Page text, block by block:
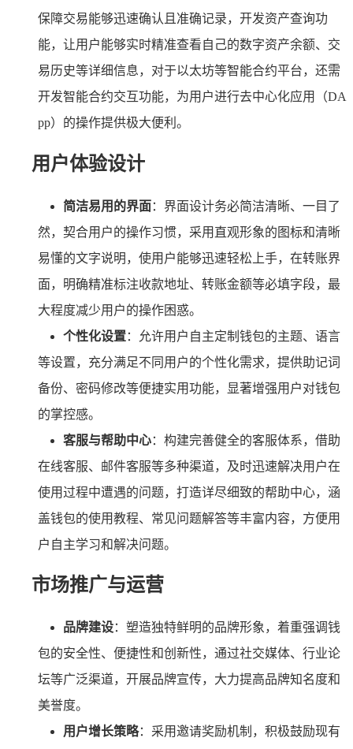
保障交易能够迅速确认且准确记录，开发资产查询功
能，让用户能够实时精准查看自己的数字资产余额、交
易历史等详细信息，对于以太坊等智能合约平台，还需
开发智能合约交互功能，为用户进行去中心化应用（DA
pp）的操作提供极大便利。
用户体验设计
简洁易用的界面：界面设计务必简洁清晰、一目了
然，契合用户的操作习惯，采用直观形象的图标和清晰
易懂的文字说明，使用户能够迅速轻松上手，在转账界
面，明确精准标注收款地址、转账金额等必填字段，最
大程度减少用户的操作困惑。
个性化设置：允许用户自主定制钱包的主题、语言
等设置，充分满足不同用户的个性化需求，提供助记词
备份、密码修改等便捷实用功能，显著增强用户对钱包
的掌控感。
客服与帮助中心：构建完善健全的客服体系，借助
在线客服、邮件客服等多种渠道，及时迅速解决用户在
使用过程中遭遇的问题，打造详尽细致的帮助中心，涵
盖钱包的使用教程、常见问题解答等丰富内容，方便用
户自主学习和解决问题。
市场推广与运营
品牌建设：塑造独特鲜明的品牌形象，着重强调钱
包的安全性、便捷性和创新性，通过社交媒体、行业论
坛等广泛渠道，开展品牌宣传，大力提高品牌知名度和
美誉度。
用户增长策略：采用邀请奖励机制，积极鼓励现有